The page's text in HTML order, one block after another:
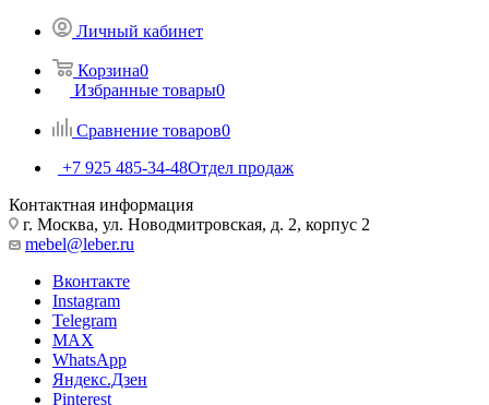
Личный кабинет
Корзина0
Избранные товары0
Сравнение товаров0
+7 925 485-34-48Отдел продаж
Контактная информация
г. Москва, ул. Новодмитровская, д. 2, корпус 2
mebel@leber.ru
Вконтакте
Instagram
Telegram
MAX
WhatsApp
Яндекс.Дзен
Pinterest